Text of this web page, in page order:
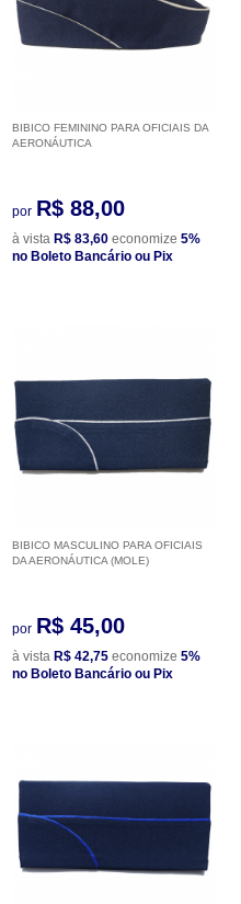
BIBICO FEMININO PARA OFICIAIS DA
AERONÁUTICA
por R$ 88,00
à vista R$ 83,60 economize 5%
no Boleto Bancário ou Pix
BIBICO MASCULINO PARA OFICIAIS
DA AERONÁUTICA (MOLE)
por R$ 45,00
à vista R$ 42,75 economize 5%
no Boleto Bancário ou Pix